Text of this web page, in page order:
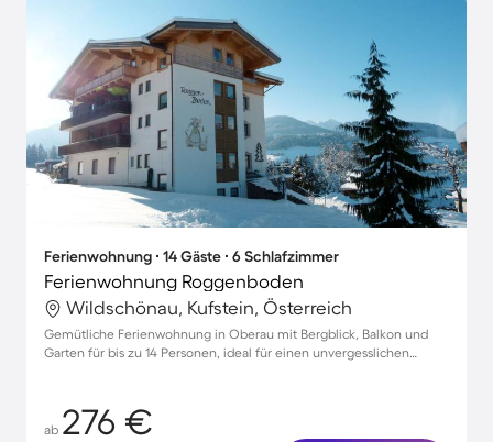
Ferienwohnung ∙ 14 Gäste ∙ 6 Schlafzimmer
Ferienwohnung Roggenboden
Wildschönau, Kufstein, Österreich
Gemütliche Ferienwohnung in Oberau mit Bergblick, Balkon und
Garten für bis zu 14 Personen, ideal für einen unvergesslichen
ab 276 €